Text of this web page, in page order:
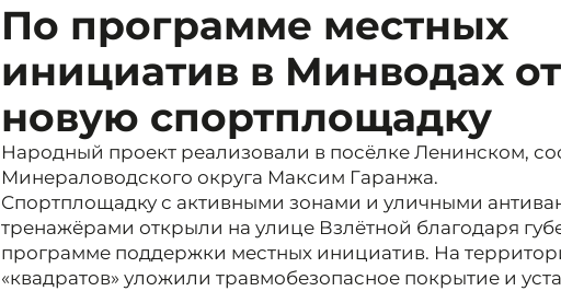
По программе местных
инициатив в Минводах
новую спортплощадку
Народный проект реализовали в посёлке Ленинском,
Минераловодского округа Максим Гаранжа.
Спортплощадку с активными зонами и уличными
тренажёрами открыли на улице Взлётной благодаря
программе поддержки местных инициатив. На
«квадратов» уложили травмобезопасное покрытие и